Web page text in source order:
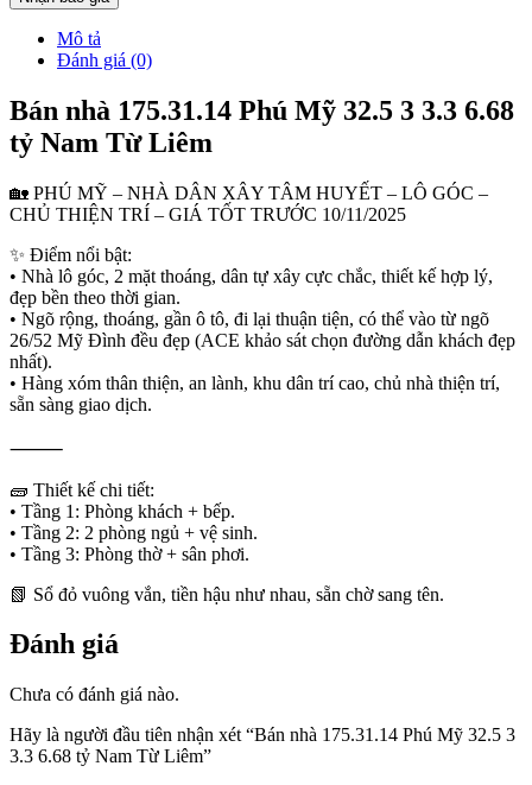
Mô tả
Đánh giá (0)
Bán nhà 175.31.14 Phú Mỹ 32.5 3 3.3 6.68
tỷ Nam Từ Liêm
🏡 PHÚ MỸ – NHÀ DÂN XÂY TÂM HUYẾT – LÔ GÓC –
CHỦ THIỆN TRÍ – GIÁ TỐT TRƯỚC 10/11/2025
✨ Điểm nổi bật:
• Nhà lô góc, 2 mặt thoáng, dân tự xây cực chắc, thiết kế hợp lý,
đẹp bền theo thời gian.
• Ngõ rộng, thoáng, gần ô tô, đi lại thuận tiện, có thể vào từ ngõ
26/52 Mỹ Đình đều đẹp (ACE khảo sát chọn đường dẫn khách đẹp
nhất).
• Hàng xóm thân thiện, an lành, khu dân trí cao, chủ nhà thiện trí,
sẵn sàng giao dịch.
⸻
🧱 Thiết kế chi tiết:
• Tầng 1: Phòng khách + bếp.
• Tầng 2: 2 phòng ngủ + vệ sinh.
• Tầng 3: Phòng thờ + sân phơi.
📗 Sổ đỏ vuông vắn, tiền hậu như nhau, sẵn chờ sang tên.
Đánh giá
Chưa có đánh giá nào.
Hãy là người đầu tiên nhận xét “Bán nhà 175.31.14 Phú Mỹ 32.5 3
3.3 6.68 tỷ Nam Từ Liêm”